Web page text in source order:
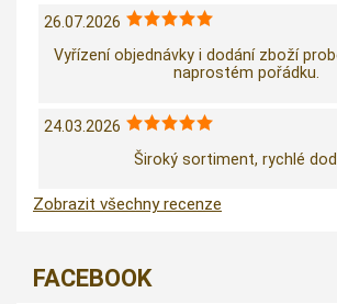
26.07.2026
Vyřízení objednávky i dodání zboží
naprostém pořádku.
24.03.2026
Široký sortiment, rychlé
Zobrazit všechny recenze
FACEBOOK